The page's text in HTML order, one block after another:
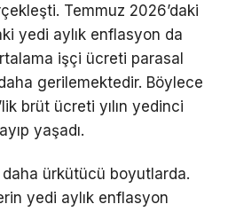
Temmuz 2026’daki
yedi aylık enflasyon da
işçi ücreti parasal
gerilemektedir. Böylece
brüt ücreti yılın yedinci
yaşadı.
ürkütücü boyutlarda.
yedi aylık enflasyon